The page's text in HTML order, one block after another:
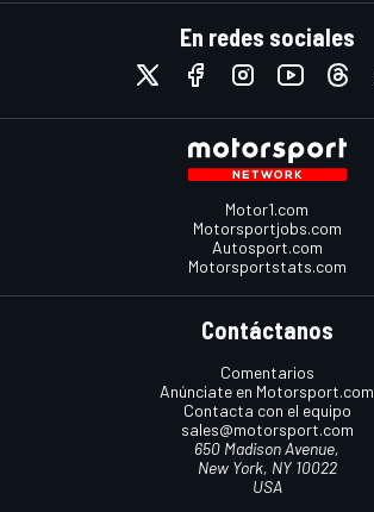
En redes sociales
Motor1.com
Motorsportjobs.com
Autosport.com
Motorsportstats.com
Contáctanos
Comentarios
Anúnciate en Motorsport.com
Contacta con el equipo
sales@motorsport.com
650 Madison Avenue,
New York, NY 10022
USA